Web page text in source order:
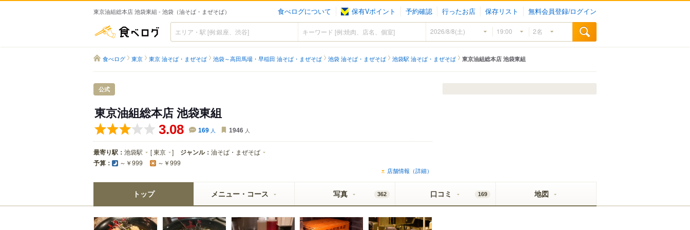
東京油組総本店 池袋東組 - 池袋（油そば・まぜそば） 食べログについて 保有Vポイント 予約確認 行ったお店 保存リスト 無料会員登録/ログイン
食べログ
食べログ 東京 東京 油そば・まぜそば 池袋～高田馬場・早稲田 油そば・まぜそば 池袋 油そば・まぜそば 池袋駅 油そば・まぜそば 東京油組総本店 池袋東組
公式
東京油組総本店 池袋東組
3.08 169 人 1946 人
最寄り駅： 池袋駅 [東京 ] ジャンル： 油そば・まぜそば
予算： ～￥999 ～￥999
店舗情報（詳細）
トップ メニュー・コース 写真 362 口コミ 169 地図